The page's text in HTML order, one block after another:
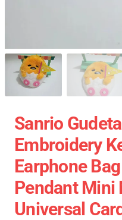
Sanrio
Embroidery
Earphone
Pendant
Universal